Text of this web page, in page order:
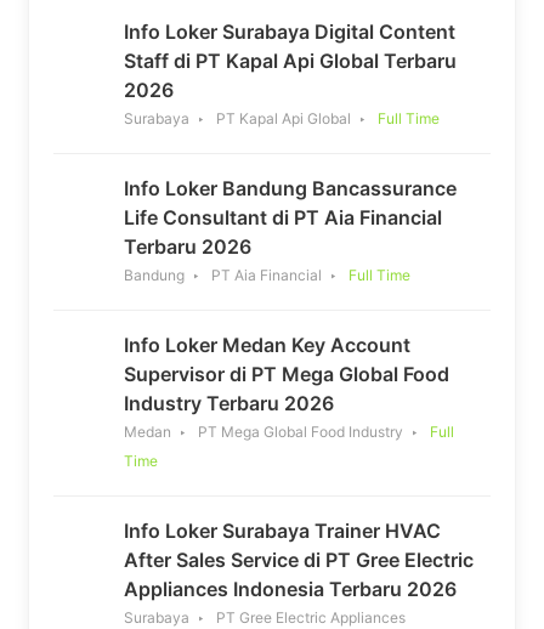
Info Loker Surabaya Digital Content
Staff di PT Kapal Api Global Terbaru
2026
Surabaya PT Kapal Api Global Full Time
Info Loker Bandung Bancassurance
Life Consultant di PT Aia Financial
Terbaru 2026
Bandung PT Aia Financial Full Time
Info Loker Medan Key Account
Supervisor di PT Mega Global Food
Industry Terbaru 2026
Medan PT Mega Global Food Industry
Full
Time
Info Loker Surabaya Trainer HVAC
After Sales Service di PT Gree Electric
Appliances Indonesia Terbaru 2026
Surabaya PT Gree Electric Appliances